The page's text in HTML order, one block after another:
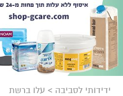
ידידותי לסביבה > עלו ברשת